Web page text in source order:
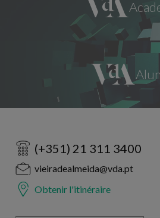
(+351) 21 311 3400
vieiradealmeida@vda.pt
Obtenir l'itinéraire